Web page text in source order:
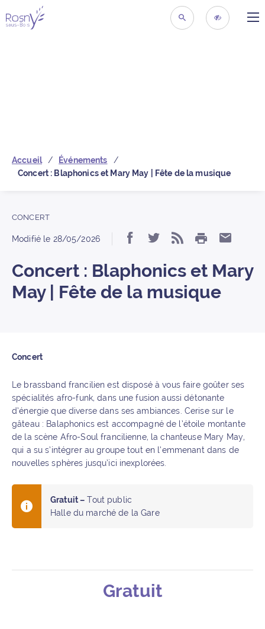
Retour à la pageRECHERCHER
Accueil
Événements
Concert : Blaphonics et Mary May | Fête de la musique
CONCERT
Modifié le 28/05/2026 Partager « Concert :
Partager «
S’abonner
IMPRIMER
Concert : Blaphonics et Mary
May | Fête de la musique
Concert
Le brassband francilien est disposé à vous faire goûter ses
spécialités afro-funk, dans une fusion aussi détonante
d’énergie que diverse dans ses ambiances. Cerise sur le
gâteau : Balaphonics est accompagné de l’étoile montante
de la scène Afro-Soul francilienne, la chanteuse Mary May,
qui a su s’intégrer au groupe tout en l’emmenant dans de
nouvelles sphères jusqu’ici inexplorées.
Gratuit – Tout public
Halle du marché de la Gare
Détails de l’événementGratuit